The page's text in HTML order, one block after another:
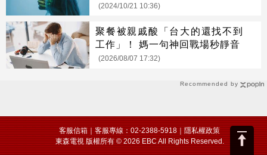
Recommended by
(2024/10/21 10:36)
聚餐被親戚酸「台大的還找不到
工作」！ 媽一句神回戰場秒靜音
(2026/08/07 17:32)
客服信箱｜客服專線：02-2388-5918｜隱私權政策
東森電視 版權所有 © 2026 EBC All Rights Reserved.